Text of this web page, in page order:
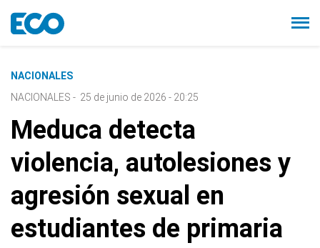
NACIONALES
NACIONALES - 25 de junio de 2026 - 20:25
Meduca detecta
violencia, autolesiones y
agresión sexual en
estudiantes de primaria